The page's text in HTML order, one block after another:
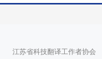
江苏省科技翻译工作者协会